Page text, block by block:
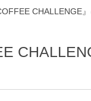
CHALLENGE』